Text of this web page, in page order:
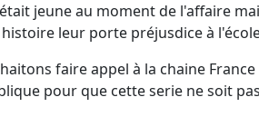
jeune au moment de l'affaire
leur porte préjusdice à
faire appel à la chaine
pour que cette serie ne soit